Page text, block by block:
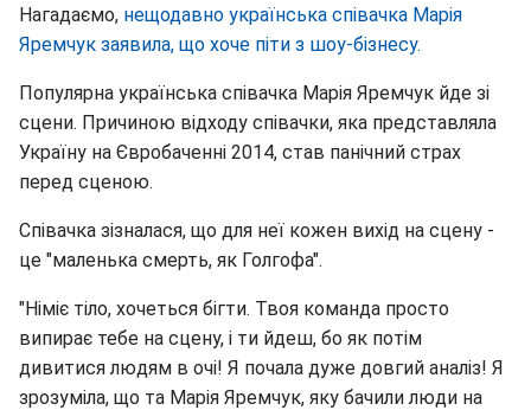
Нагадаємо, нещодавно українська співачка Марія
Яремчук заявила, що хоче піти з шоу-бізнесу.
Популярна українська співачка Марія Яремчук йде зі
сцени. Причиною відходу співачки, яка представляла
Україну на Євробаченні 2014, став панічний страх
перед сценою.
Співачка зізналася, що для неї кожен вихід на сцену -
це "маленька смерть, як Голгофа".
"Німіє тіло, хочеться бігти. Твоя команда просто
випирає тебе на сцену, і ти йдеш, бо як потім
дивитися людям в очі! Я почала дуже довгий аналіз! Я
зрозуміла, що та Марія Яремчук, яку бачили люди на